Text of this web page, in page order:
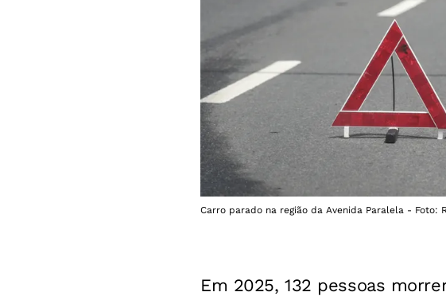
Carro parado na região da Avenida Paralela - Foto:
Em 2025, 132 pessoas